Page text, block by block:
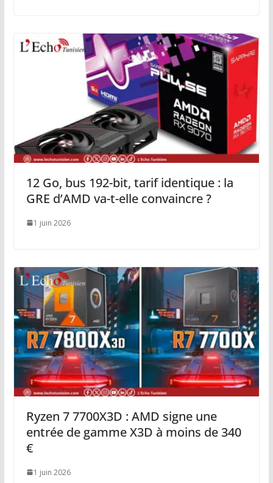
12 Go, bus 192-bit, tarif identique : la
GRE d’AMD va-t-elle convaincre ?
1 juin 2026
Ryzen 7 7700X3D : AMD signe une
entrée de gamme X3D à moins de 340
€
1 juin 2026